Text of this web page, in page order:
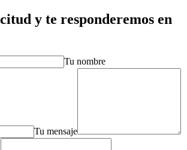
y te responderemos en
Tu nombre
Tu mensaje